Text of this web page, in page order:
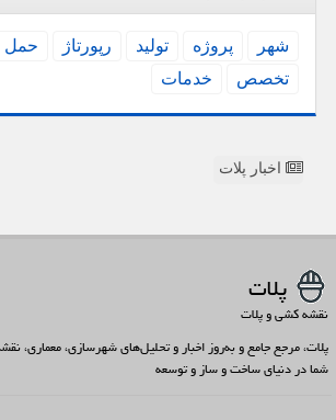
شهر پروژه تولید رپورتاژ حمل
تخصص
خدمات
اخبار پلات
پلات
نقشه کشی و پلات
پلات، مرجع جامع و به‌روز اخبار و تحلیل‌های شهرسازی، معماری،
شما در دنیای ساخت و ساز و توسعه